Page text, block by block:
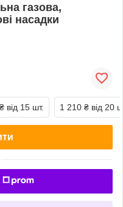
газова,
насадки
від 15 шт. 1 210 ₴ від 20